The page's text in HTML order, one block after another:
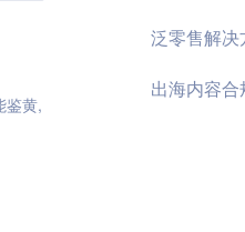
鉴黄,
泛零售解决
出海内容合